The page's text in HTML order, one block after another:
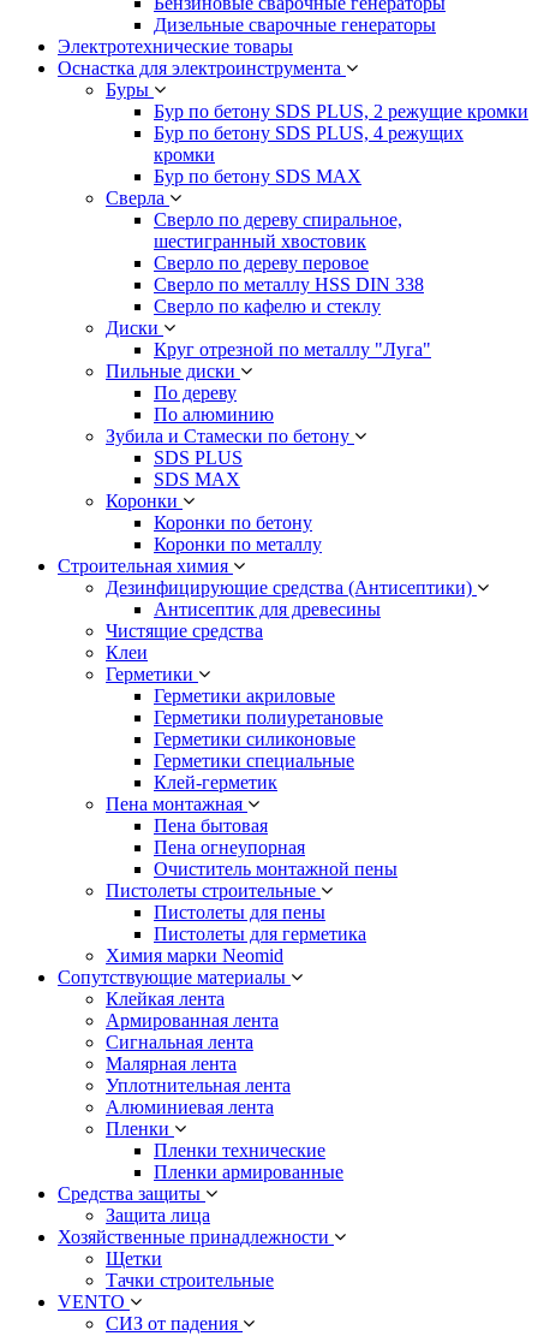
Дизельные сварочные генераторы
Электротехнические товары
Оснастка для электроинструмента
Буры
Бур по бетону SDS PLUS, 2 режущие кромки
Бур по бетону SDS PLUS, 4 режущих
кромки
Бур по бетону SDS MAX
Сверла
Сверло по дереву спиральное,
шестигранный хвостовик
Сверло по дереву перовое
Сверло по металлу HSS DIN 338
Сверло по кафелю и стеклу
Диски
Круг отрезной по металлу "Луга"
Пильные диски
По дереву
По алюминию
Зубила и Стамески по бетону
SDS PLUS
SDS MAX
Коронки
Коронки по бетону
Коронки по металлу
Строительная химия
Дезинфицирующие средства (Антисептики)
Антисептик для древесины
Чистящие средства
Клеи
Герметики
Герметики акриловые
Герметики полиуретановые
Герметики силиконовые
Герметики специальные
Клей-герметик
Пена монтажная
Пена бытовая
Пена огнеупорная
Очиститель монтажной пены
Пистолеты строительные
Пистолеты для пены
Пистолеты для герметика
Химия марки Neomid
Сопутствующие материалы
Клейкая лента
Армированная лента
Сигнальная лента
Малярная лента
Уплотнительная лента
Алюминиевая лента
Пленки
Пленки технические
Пленки армированные
Средства защиты
Защита лица
Хозяйственные принадлежности
Щетки
Тачки строительные
VENTO
СИЗ от падения